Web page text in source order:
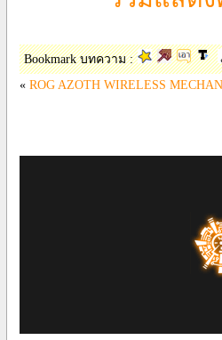
Bookmark บทความ :
« ROG AZOTH WIRELESS